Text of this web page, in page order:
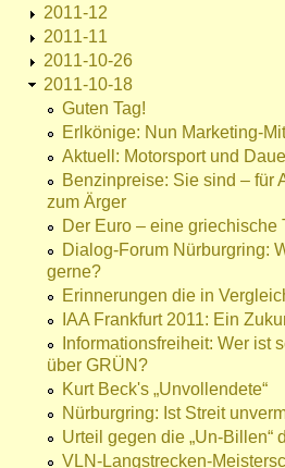
2011-12
2011-11
2011-10-26
2011-10-18
Guten Tag!
Erlkönige: Nun Marketing-
Aktuell: Motorsport und
Benzinpreise: Sie sind – für
zum Ärger
Der Euro – eine griechische
Dialog-Forum Nürburgring:
gerne?
Erinnerungen die in
IAA Frankfurt 2011: Ein
Informationsfreiheit: Wer ist
über GRÜN?
Kurt Beck's „Unvollendete“
Nürburgring: Ist Streit
Urteil gegen die „Un-Billen“
VLN-Langstrecken-